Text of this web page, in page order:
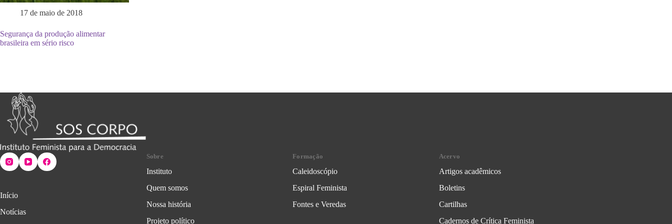
17 de maio de 2018
Segurança da produção alimentar
brasileira em sério risco
Início
Notícias
Sobre
Instituto
Quem somos
Nossa história
Projeto político
Formação
Caleidoscópio
Espiral Feminista
Fontes e Veredas
Acervo
Artigos acadêmicos
Boletins
Cartilhas
Cadernos de Crítica Feminista